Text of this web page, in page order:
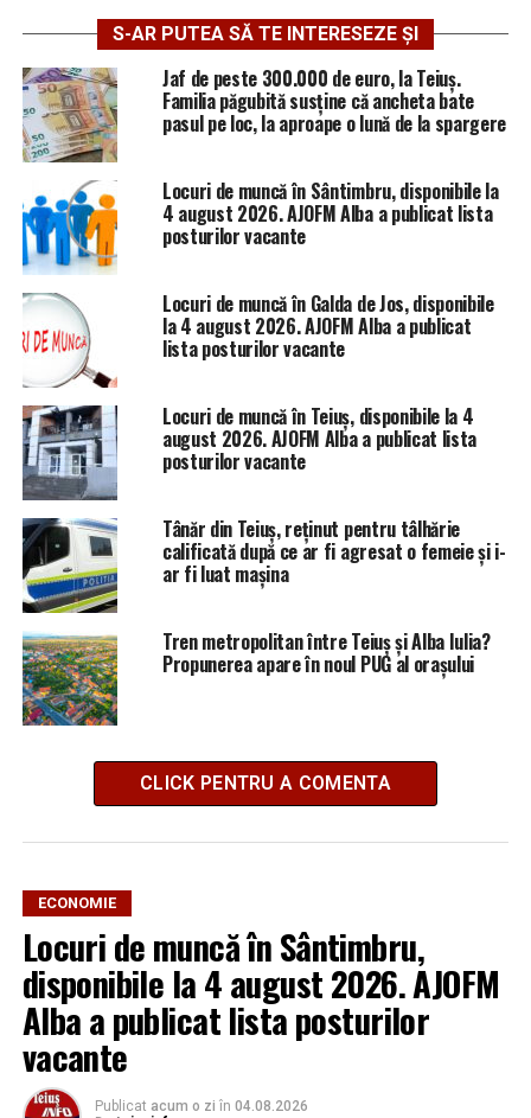
S-AR PUTEA SĂ TE INTERESEZE ȘI
Jaf de peste 300.000 de euro, la Teiuș.
Familia păgubită susține că ancheta bate
pasul pe loc, la aproape o lună de la spargere
Locuri de muncă în Sântimbru, disponibile la
4 august 2026. AJOFM Alba a publicat lista
posturilor vacante
Locuri de muncă în Galda de Jos, disponibile
la 4 august 2026. AJOFM Alba a publicat
lista posturilor vacante
Locuri de muncă în Teiuș, disponibile la 4
august 2026. AJOFM Alba a publicat lista
posturilor vacante
Tânăr din Teiuș, reținut pentru tâlhărie
calificată după ce ar fi agresat o femeie și i-
ar fi luat mașina
Tren metropolitan între Teiuș și Alba Iulia?
Propunerea apare în noul PUG al orașului
CLICK PENTRU A COMENTA
ECONOMIE
Locuri de muncă în Sântimbru,
disponibile la 4 august 2026. AJOFM
Alba a publicat lista posturilor
vacante
Publicat acum o zi în 04.08.2026